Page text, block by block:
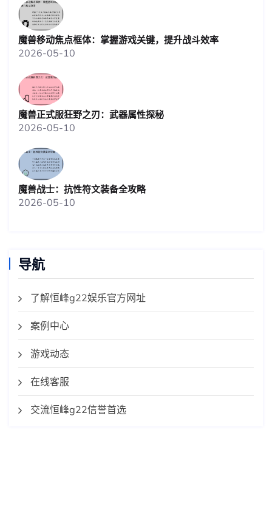
魔兽移动焦点框体：掌握游戏关键，提升战斗效率
2026-05-10
魔兽正式服狂野之刃：武器属性探秘
2026-05-10
魔兽战士：抗性符文装备全攻略
2026-05-10
导航
了解恒峰g22娱乐官方网址
案例中心
游戏动态
在线客服
交流恒峰g22信誉首选